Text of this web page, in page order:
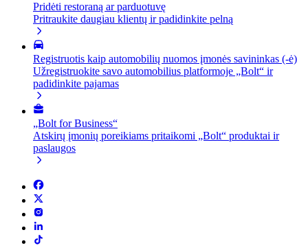
Pridėti restoraną ar parduotuvę
Pritraukite daugiau klientų ir padidinkite pelną
Registruotis kaip automobilių nuomos įmonės savininkas (-ė)
Užregistruokite savo automobilius platformoje „Bolt“ ir
padidinkite pajamas
„Bolt for Business“
Atskirų įmonių poreikiams pritaikomi „Bolt“ produktai ir
paslaugos